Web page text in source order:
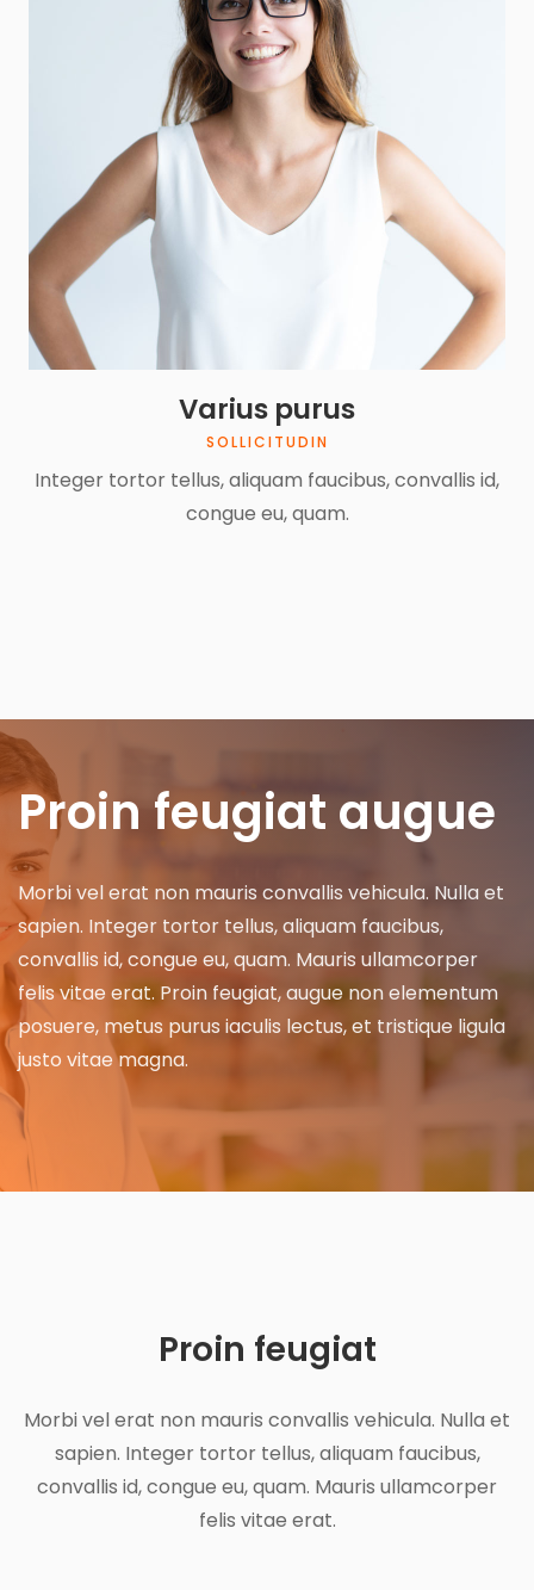
Varius purus
SOLLICITUDIN
Integer tortor tellus, aliquam faucibus, convallis id,
congue eu, quam.
Proin feugiat augue
Morbi vel erat non mauris convallis vehicula. Nulla et
sapien. Integer tortor tellus, aliquam faucibus,
convallis id, congue eu, quam. Mauris ullamcorper
felis vitae erat. Proin feugiat, augue non elementum
posuere, metus purus iaculis lectus, et tristique ligula
justo vitae magna.
Proin feugiat
Morbi vel erat non mauris convallis vehicula. Nulla et
sapien. Integer tortor tellus, aliquam faucibus,
convallis id, congue eu, quam. Mauris ullamcorper
felis vitae erat.